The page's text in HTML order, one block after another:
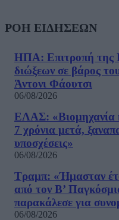
ΡΟΗ ΕΙΔΗΣΕΩΝ
ΗΠΑ: Επιτροπή της
διώξεων σε βάρος
Άντονι Φάουτσι
06/08/2026
ΕΛΑΣ: «Βιομηχανία
7 χρόνια μετά,
υποσχέσεις»
06/08/2026
Τραμπ: «Ήμασταν
από τον Β’
παρακάλεσε για
06/08/2026